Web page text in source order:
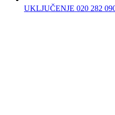
UKLJUČENJE 020 282